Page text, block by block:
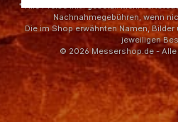
* Alle Preise inkl. gesetzl.
Nachnahmegebühren, wenn
Die im Shop erwähnten Namen,
jeweiligen
© 2026 Messershop.de -